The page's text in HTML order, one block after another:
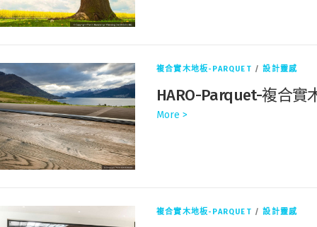
複合實木地板-PARQUET /設計靈感
HARO-Parquet-複合實
More >
複合實木地板-PARQUET /設計靈感